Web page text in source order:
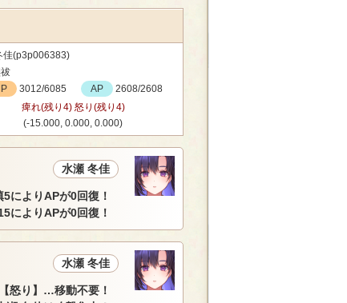
佳(p3p006383)
3012/6085 AP
2608/2608
痺れ(残り4) 怒り(残り4)
(-15.000, 0.000, 0.000)
水瀬 冬佳
5によりAPが0回復！
によりAPが0回復！
水瀬 冬佳
怒り】…移動不要！